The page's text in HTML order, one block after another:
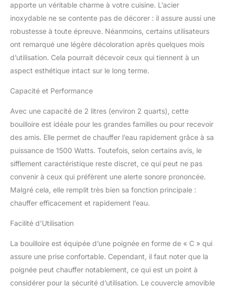
apporte un véritable charme à votre cuisine. L’acier
inoxydable ne se contente pas de décorer : il assure aussi une
robustesse à toute épreuve. Néanmoins, certains utilisateurs
ont remarqué une légère décoloration après quelques mois
d’utilisation. Cela pourrait décevoir ceux qui tiennent à un
aspect esthétique intact sur le long terme.
Capacité et Performance
Avec une capacité de 2 litres (environ 2 quarts), cette
bouilloire est idéale pour les grandes familles ou pour recevoir
des amis. Elle permet de chauffer l’eau rapidement grâce à sa
puissance de 1500 Watts. Toutefois, selon certains avis, le
sifflement caractéristique reste discret, ce qui peut ne pas
convenir à ceux qui préfèrent une alerte sonore prononcée.
Malgré cela, elle remplit très bien sa fonction principale :
chauffer efficacement et rapidement l’eau.
Facilité d’Utilisation
La bouilloire est équipée d’une poignée en forme de « C » qui
assure une prise confortable. Cependant, il faut noter que la
poignée peut chauffer notablement, ce qui est un point à
considérer pour la sécurité d’utilisation. Le couvercle amovible